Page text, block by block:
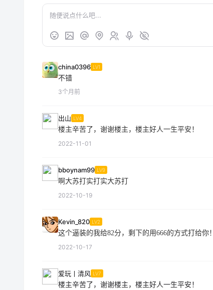
china0396 LV1
不错
3个月前
出山 LV4
楼主辛苦了，谢谢楼主，楼主好人一生平安！
2022-11-01
bboynam99 LV9
啊大苏打实打实大苏打
2022-10-19
Kevin_820 LV2
这个逼装的我给82分，剩下的用666的方式打给你！
2022-10-17
爱玩丨清风 LV7
楼主辛苦了，谢谢楼主，楼主好人一生平安！